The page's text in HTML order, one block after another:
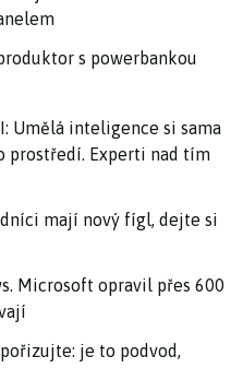
s powerbankou
Umělá inteligence si sama
prostředí. Experti nad tím
mají nový fígl, dejte si
Microsoft opravil přes 600
je to podvod,